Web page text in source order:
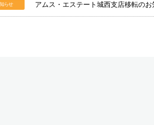
らせ アムス・エステート城西支店移転のお